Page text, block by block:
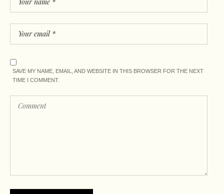
SAVE MY NAME, EMAIL, AND WEBSITE IN THIS BROWSER FOR THE NEXT
TIME I COMMENT.